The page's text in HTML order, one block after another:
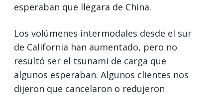
esperaban que llegara de China.
Los volúmenes intermodales desde el sur
de California han aumentado, pero no
resultó ser el tsunami de carga que
algunos esperaban. Algunos clientes nos
dijeron que cancelaron o redujeron